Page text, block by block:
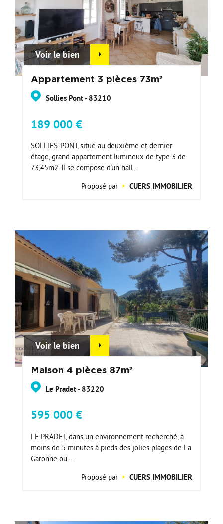
Voir le bien
Appartement 3 pièces 73m²
Sollies Pont - 83210
189 000 €
SOLLIES-PONT, situé au deuxième et dernier
étage, grand appartement lumineux de type 3 de
73,45m2. Il se compose d'un hall...
Proposé par
CUERS IMMOBILIER
Voir le bien
Maison 4 pièces 87m²
Le Pradet - 83220
595 000 €
LE PRADET, dans un environnement recherché, à
moins de 5 minutes à pieds des jolies plages de La
Garonne ou...
Proposé par
CUERS IMMOBILIER